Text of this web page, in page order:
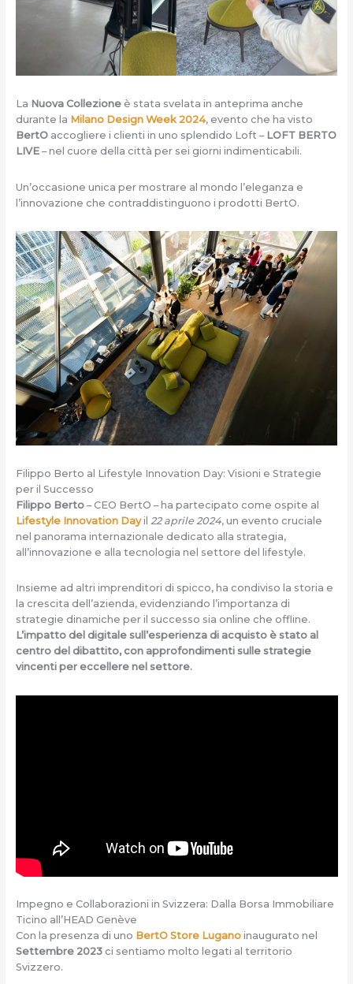
La Nuova Collezioneè stata svelata in anteprima anche
durante la Milano Design Week 2024, evento che ha visto
BertOaccogliere i clienti in uno splendido Loft –LOFT BERTO
LIVE– nel cuore della città per sei giorni indimenticabili.
Un’occasione unica per mostrare al mondo l’eleganza e
l’innovazione che contraddistinguono i prodotti BertO.
Filippo Berto al Lifestyle Innovation Day: Visioni e Strategie
per il Successo
Filippo Berto– CEO BertO – ha partecipato come ospite al
Lifestyle Innovation Day il 22 aprile 2024, un evento cruciale
nel panorama internazionale dedicato alla strategia,
all’innovazione e alla tecnologia nel settore del lifestyle.
Insieme ad altri imprenditori di spicco, ha condiviso la storia e
la crescita dell’azienda, evidenziando l’importanza di
strategie dinamiche per il successo sia online che offline.
L’impatto del digitale sull’esperienza di acquisto è stato al
centro del dibattito, con approfondimenti sulle strategie
vincenti per eccellere nel settore.
Impegno e Collaborazioni in Svizzera: Dalla Borsa Immobiliare
Ticino all’HEAD Genève
Con la presenza di uno BertO Store Luganoinaugurato nel
Settembre 2023ci sentiamo molto legati al territorio
Svizzero.